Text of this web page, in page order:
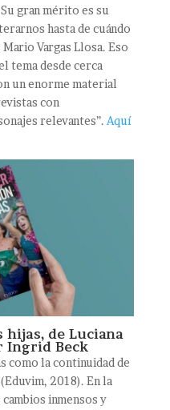
gran mérito es su
hasta de cuándo
Vargas Llosa. Eso
tema desde cerca
un enorme material
con
relevantes”. Aquí
hijas, de Luciana
Ingrid Beck
como la continuidad de
2018). En la
inmensos y